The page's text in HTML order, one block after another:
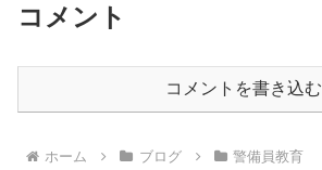
コメント
コメントを書き込む
ホーム ブログ 警備員教育